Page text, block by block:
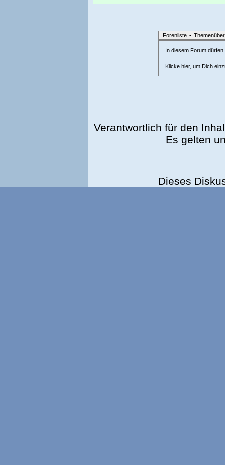
Forenliste •
In diesem Forum
Klicke hier, um Dich
Verantwortlich für den
Es gelten
Dieses